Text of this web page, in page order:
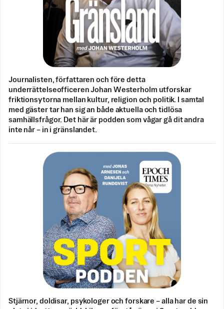
Journalisten, författaren och före detta
underrättelseofficeren Johan Westerholm utforskar
friktionsytorna mellan kultur, religion och politik. I samtal
med gäster tar han sig an både aktuella och tidlösa
samhällsfrågor. Det här är podden som vågar gå dit andra
inte når – in i gränslandet.
Stjärnor, doldisar, psykologer och forskare – alla har de sin